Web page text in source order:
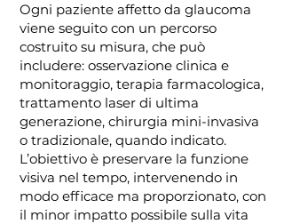
Ogni paziente affetto da glaucoma
viene seguito con un percorso
costruito su misura, che può
includere: osservazione clinica e
monitoraggio, terapia farmacologica,
trattamento laser di ultima
generazione, chirurgia mini-invasiva
o tradizionale, quando indicato.
L’obiettivo è preservare la funzione
visiva nel tempo, intervenendo in
modo efficace ma proporzionato, con
il minor impatto possibile sulla vita